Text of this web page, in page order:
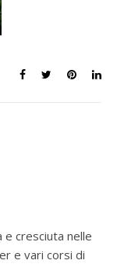
e cresciuta nelle
e vari corsi di